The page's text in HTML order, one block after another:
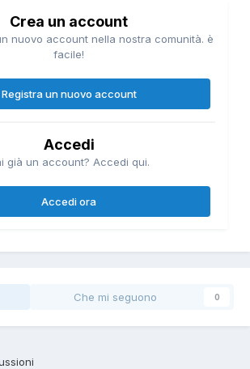
Crea un account
nuovo account nella nostra comunità. è
facile!
Registra un nuovo account
Accedi
già un account? Accedi qui.
Accedi ora
Che mi seguono 0